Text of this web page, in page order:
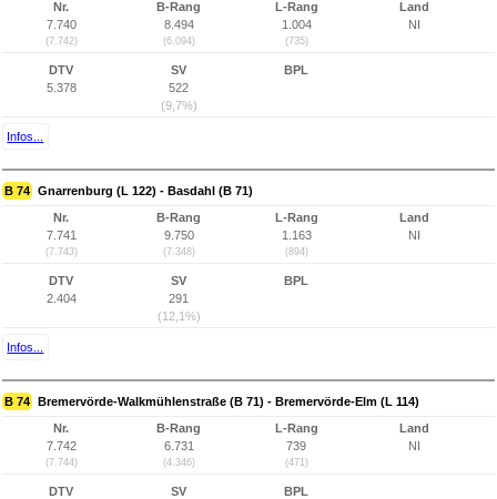
Nr.
7.740
(7.742)
B-Rang
8.494
(6.094)
L-Rang
1.004
(735)
Land
NI
DTV
5.378
SV
522
(9,7%)
BPL
Infos...
B 74 Gnarrenburg (L 122) - Basdahl (B 71)
Nr.
7.741
(7.743)
B-Rang
9.750
(7.348)
L-Rang
1.163
(894)
Land
NI
DTV
2.404
SV
291
(12,1%)
BPL
Infos...
B 74 Bremervörde-Walkmühlenstraße (B 71) - Bremervörde-Elm (L 114)
Nr.
7.742
(7.744)
B-Rang
6.731
(4.346)
L-Rang
739
(471)
Land
NI
DTV
SV
BPL